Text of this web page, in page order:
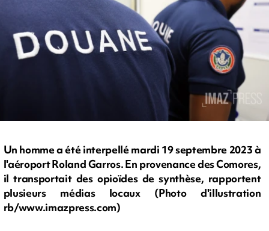
Un homme a été interpellé mardi 19 septembre 2023 à
l'aéroport Roland Garros. En provenance des Comores,
il transportait des opioïdes de synthèse, rapportent
plusieurs médias locaux (Photo d'illustration
rb/www.imazpress.com)